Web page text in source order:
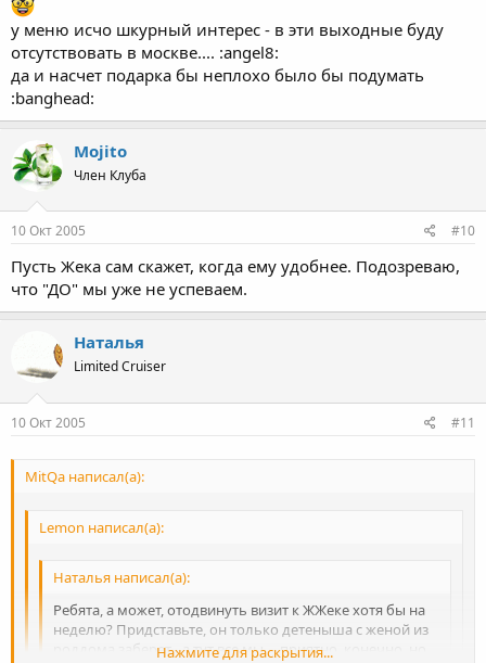
у меню исчо шкурный интерес - в эти выходные буду
отсутствовать в москве.... :angel8:
да и насчет подарка бы неплохо было бы подумать
:banghead:
Mojito
Член Клуба
10 Окт 2005 #10
Пусть Жека сам скажет, когда ему удобнее. Подозреваю,
что "ДО" мы уже не успеваем.
Наталья
Limited Cruiser
10 Окт 2005 #11
MitQa написал(а):
Lemon написал(а):
Наталья написал(а):
Ребята, а может, отодвинуть визит к ЖЖеке хотя бы на
неделю? Придставьте, он только детеныша с женой из
роддома заберет - а тут все мы.... приятно, конечно, но,
Нажмите для раскрытия...